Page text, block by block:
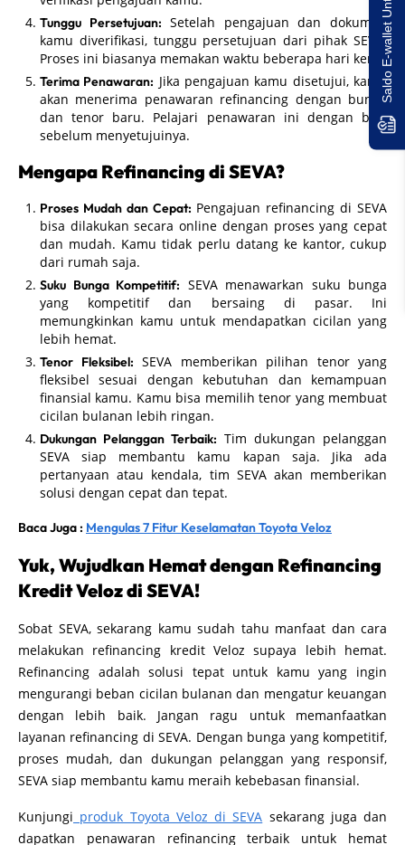
Tunggu Persetujuan: Setelah pengajuan dan dokumen
kamu diverifikasi, tunggu persetujuan dari pihak SEVA.
Proses ini biasanya memakan waktu beberapa hari kerja.
Terima Penawaran: Jika pengajuan kamu disetujui, kamu
akan menerima penawaran refinancing dengan bunga
dan tenor baru. Pelajari penawaran ini dengan baik
sebelum menyetujuinya.
Mengapa Refinancing di SEVA?
Proses Mudah dan Cepat: Pengajuan refinancing di SEVA
bisa dilakukan secara online dengan proses yang cepat
dan mudah. Kamu tidak perlu datang ke kantor, cukup
dari rumah saja.
Suku Bunga Kompetitif: SEVA menawarkan suku bunga
yang kompetitif dan bersaing di pasar. Ini
memungkinkan kamu untuk mendapatkan cicilan yang
lebih hemat.
Tenor Fleksibel: SEVA memberikan pilihan tenor yang
fleksibel sesuai dengan kebutuhan dan kemampuan
finansial kamu. Kamu bisa memilih tenor yang membuat
cicilan bulanan lebih ringan.
Dukungan Pelanggan Terbaik: Tim dukungan pelanggan
SEVA siap membantu kamu kapan saja. Jika ada
pertanyaan atau kendala, tim SEVA akan memberikan
solusi dengan cepat dan tepat.
Baca Juga : Mengulas 7 Fitur Keselamatan Toyota Veloz
Yuk, Wujudkan Hemat dengan Refinancing
Kredit Veloz di SEVA!
Sobat SEVA, sekarang kamu sudah tahu manfaat dan cara
melakukan refinancing kredit Veloz supaya lebih hemat.
Refinancing adalah solusi tepat untuk kamu yang ingin
mengurangi beban cicilan bulanan dan mengatur keuangan
dengan lebih baik. Jangan ragu untuk memanfaatkan
layanan refinancing di SEVA. Dengan bunga yang kompetitif,
proses mudah, dan dukungan pelanggan yang responsif,
SEVA siap membantu kamu meraih kebebasan finansial.
Kunjungi produk Toyota Veloz di SEVA sekarang juga dan
dapatkan penawaran refinancing terbaik untuk hemat
Saldo E-wallet Untukmu!